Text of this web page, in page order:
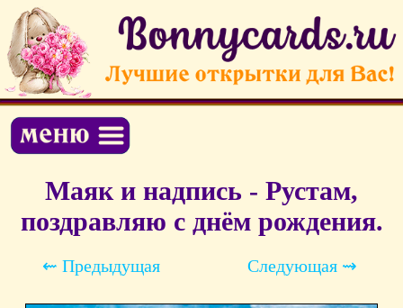
Маяк и надпись - Рустам,
поздравляю с днём рождения.
⇜ Предыдущая Следующая ⇝